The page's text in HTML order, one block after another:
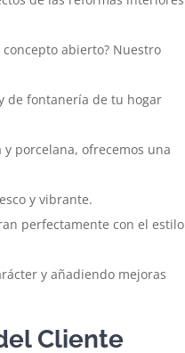
abierto? Nuestro
de fontanería de tu hogar
porcelana, ofrecemos una
y vibrante.
perfectamente con el estilo
y añadiendo mejoras
Cliente